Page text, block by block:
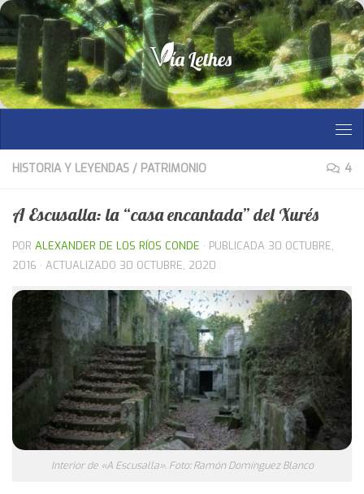
Saltar al contenido
HISTORIA Y LEYENDAS / PATRIMONIO 4
A Escusalla: la “casa encantada” del Xurés
POR ALEXANDER DE LOS RÍOS CONDE · PUBLICADA 30 OCTUBRE,
2016 · ACTUALIZADO 30 OCTUBRE, 2020
Interior de «A Escusalla». Foto: Ramón Domínguez Blanco